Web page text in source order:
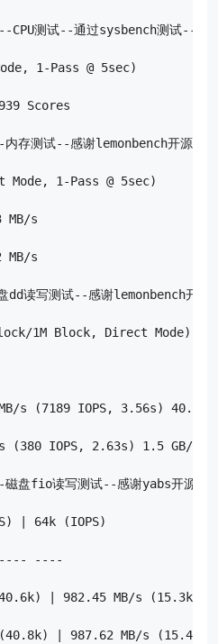
测试--通过sysbench测
1-Pass @ 5sec)
Scores
测试--感谢lemonbench开
Mode, 1-Pass @ 5sec)
MB/s
MB/s
读写测试--感谢lemonbench
1M Block, Direct Mode)
s (7189 IOPS, 3.56s) 40.2
s (380 IOPS, 2.63s) 1.5 GB/s
fio读写测试--感谢yabs开
| 64k (IOPS)
----
| 982.45 MB/s (15.3k)
| 987.62 MB/s (15.4k)